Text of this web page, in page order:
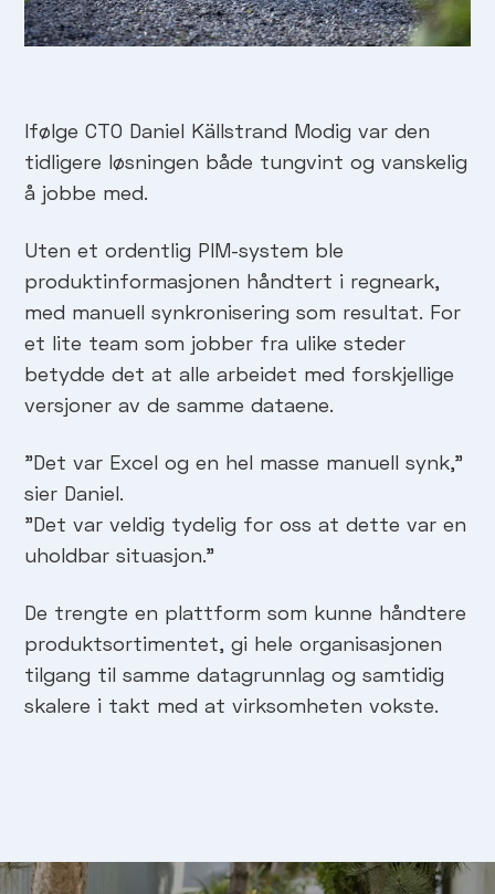
Ifølge CTO Daniel Källstrand Modig var den
tidligere løsningen både tungvint og vanskelig
å jobbe med.
Uten et ordentlig PIM-system ble
produktinformasjonen håndtert i regneark,
med manuell synkronisering som resultat. For
et lite team som jobber fra ulike steder
betydde det at alle arbeidet med forskjellige
versjoner av de samme dataene.
"Det var Excel og en hel masse manuell synk,"
sier Daniel.
"Det var veldig tydelig for oss at dette var en
uholdbar situasjon."
De trengte en plattform som kunne håndtere
produktsortimentet, gi hele organisasjonen
tilgang til samme datagrunnlag og samtidig
skalere i takt med at virksomheten vokste.